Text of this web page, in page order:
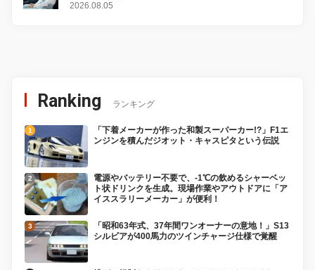
2026.08.05
Ranking ランキング
「下着メーカーが作った和製スーパーカー!?」F1エ
ンジンを積んだジオット・キャスピタという伝説
電源やバッテリー不要で、-1℃の飲めるシャーベッ
ト状ドリンクを生成。現場作業やアウトドアに「ア
イススラリーメーカー」が便利！
「昭和63年式、37年間ワンオーナーの意地！」S13
シルビアが400馬力のツインチャージ仕様で覚醒